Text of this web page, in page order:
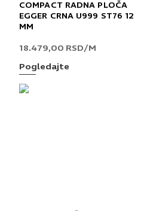
COMPACT RADNA PLOČA
EGGER CRNA U999 ST76 12
MM
18.479,00 RSD/M
Pogledajte